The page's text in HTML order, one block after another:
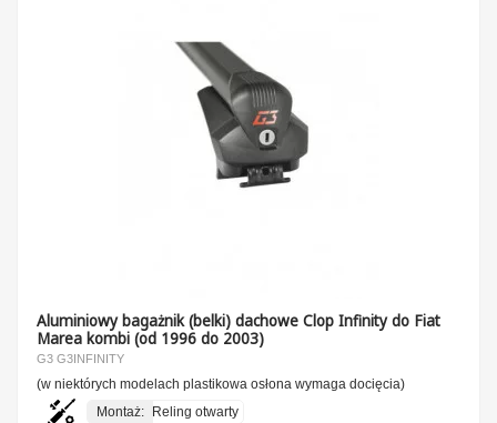
Aluminiowy bagażnik (belki) dachowe Clop Infinity do Fiat
Marea kombi (od 1996 do 2003)
G3 G3INFINITY
(w niektórych modelach plastikowa osłona wymaga docięcia)
Montaż: Reling otwarty